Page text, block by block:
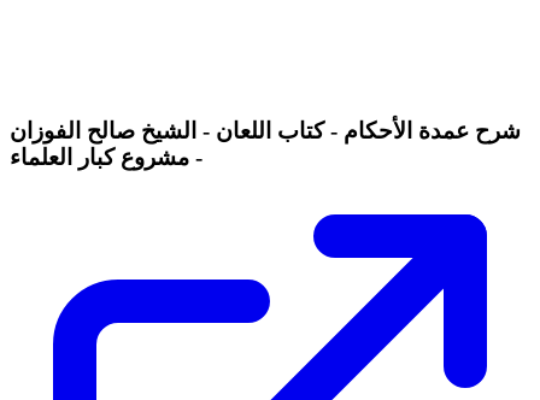
شرح عمدة الأحكام - كتاب اللعان - الشيخ صالح الفوزان
- مشروع كبار العلماء